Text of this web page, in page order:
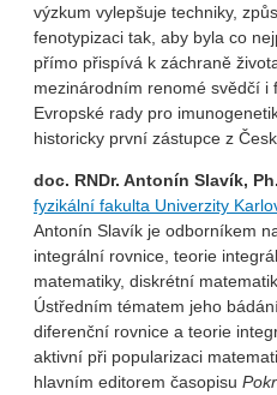
výzkum vylepšuje techniky,
fenotypizaci tak, aby byla co
přímo přispívá k záchraně
mezinárodním renomé svědčí i
Evropské rady pro
historicky první zástupce z
doc. RNDr. Antonín Slavík,
fyzikální fakulta Univerzity
Antonín Slavík je odborníkem
integrální rovnice, teorie
matematiky, diskrétní
Ústředním tématem jeho
diferenční rovnice a teorie
aktivní při popularizaci
hlavním editorem časopisu